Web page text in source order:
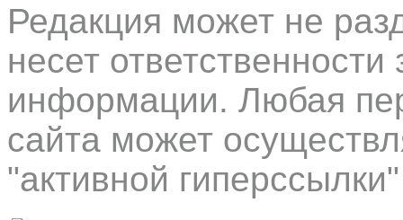
Редакция может не
несет
информации. Любая
сайта может
"активной